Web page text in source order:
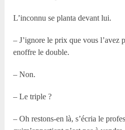
L’inconnu se planta devant lui.
– J’ignore le prix que vous
enoffre le double.
– Non.
– Le triple ?
– Oh restons-en là, s’écria le